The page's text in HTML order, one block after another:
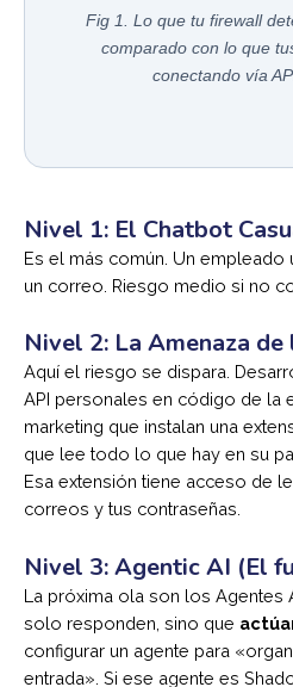
Fig 1. Lo que tu firewall
comparado con lo que
conectando vía
Nivel 1: El Chatbot
Es el más común. Un empleado
un correo. Riesgo medio si no
Nivel 2: La Amenaza
Aquí el riesgo se dispara.
API personales en código de la
marketing que instalan una
que lee todo lo que hay en su
Esa extensión tiene acceso de
correos y tus contraseñas.
Nivel 3: Agentic AI (El
La próxima ola son los Agentes
solo responden, sino que
configurar un agente para
entrada». Si ese agente es